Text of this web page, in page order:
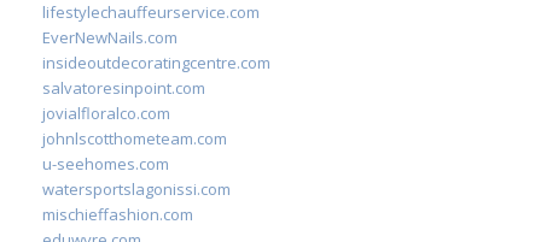
lifestylechauffeurservice.com
EverNewNails.com
insideoutdecoratingcentre.com
salvatoresinpoint.com
jovialfloralco.com
johnlscotthometeam.com
u-seehomes.com
watersportslagonissi.com
mischieffashion.com